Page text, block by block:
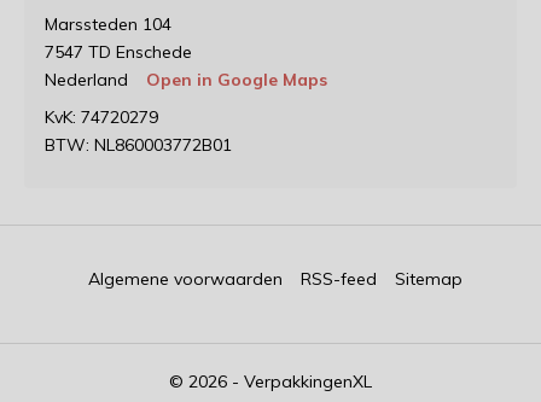
Marssteden 104
7547 TD Enschede
Nederland
Open in Google Maps
KvK: 74720279
BTW: NL860003772B01
© 2026 - VerpakkingenXL
Algemene voorwaarden RSS-feed Sitemap